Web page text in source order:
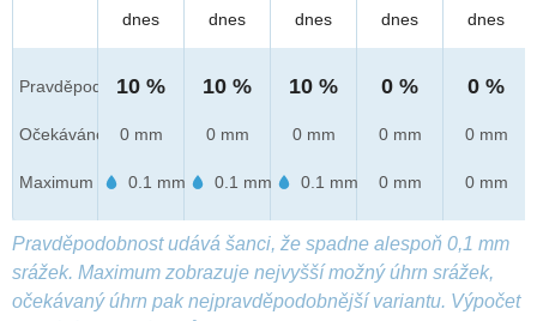
Pravděpod.
Očekáváno
Maximum
dnes
10 %
0 mm
0.1 mm
dnes
10 %
0 mm
0.1 mm
dnes
10 %
0 mm
0.1 mm
dnes
0 %
0 mm
0 mm
dnes
0 %
0 mm
0 mm
Pravděpodobnost udává šanci, že spadne alespoň 0,1 mm
srážek. Maximum zobrazuje nejvyšší možný úhrn srážek,
očekávaný úhrn pak nejpravděpodobnější variantu. Výpočet